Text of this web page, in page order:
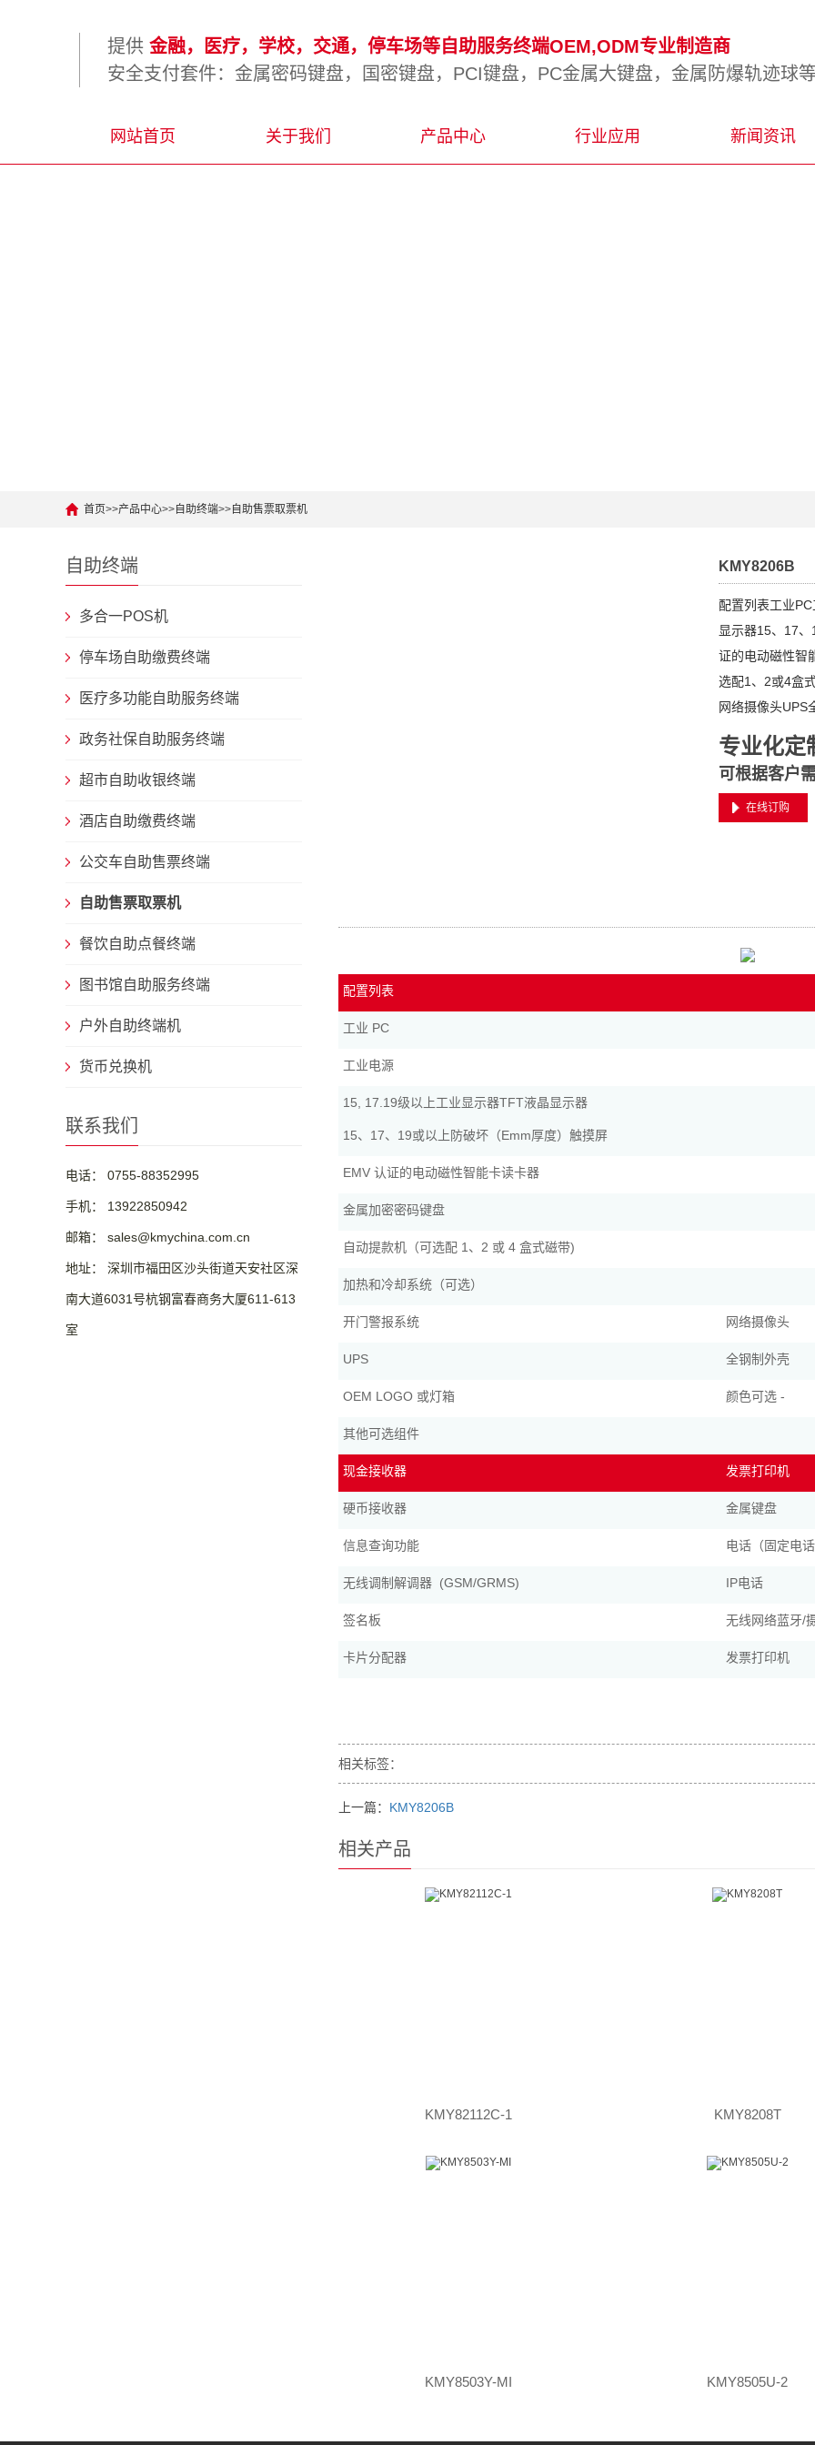
提供 金融，医疗，学校，交通，停车场等自助服务终端OEM,ODM专业制造商
安全支付套件：金属密码键盘，国密键盘，PCI键盘，PC金属大键盘，金属防爆轨迹球等
网站首页 关于我们 产品中心 行业应用 新闻资讯
首页>>产品中心>>自助终端>>自助售票取票机
自助终端
多合一POS机
停车场自助缴费终端
医疗多功能自助服务终端
政务社保自助服务终端
超市自助收银终端
酒店自助缴费终端
公交车自助售票终端
自助售票取票机
餐饮自助点餐终端
图书馆自助服务终端
户外自助终端机
货币兑换机
联系我们
电话： 0755-88352995
手机： 13922850942
邮箱： sales@kmychina.com.cn
地址： 深圳市福田区沙头街道天安社区深
南大道6031号杭钢富春商务大厦611-613
室
KMY8206B
配置列表工业
显示器15、17
证的电动磁性智
选配1、2或4盒
网络摄像头UPS
专业化定
可根据客户
在线订购
配置列表
工业 PC
工业电源
15, 17.19级以上工业显示器TFT液晶显示器
15、17、19或以上防破坏（Emm厚度）触摸屏
EMV 认证的电动磁性智能卡读卡器
金属加密密码键盘
自动提款机（可选配 1、2 或 4 盒式磁带)
加热和冷却系统（可选）
开门警报系统 网络摄像头
UPS 全钢制外壳
OEM LOGO 或灯箱 颜色可选 -
其他可选组件
现金接收器 发票打印机
硬币接收器 金属键盘
信息查询功能 电话（固定电话
无线调制解调器 (GSM/GRMS) IP电话
签名板 无线网络蓝牙/
卡片分配器 发票打印机
相关标签：
上一篇： KMY8206B
相关产品
KMY82112C-1 KMY8208T
KMY8503Y-MI KMY8505U-2